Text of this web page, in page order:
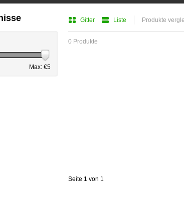
Gitter Liste Produkte
0 Produkte
Seite 1 von 1
Max: €5